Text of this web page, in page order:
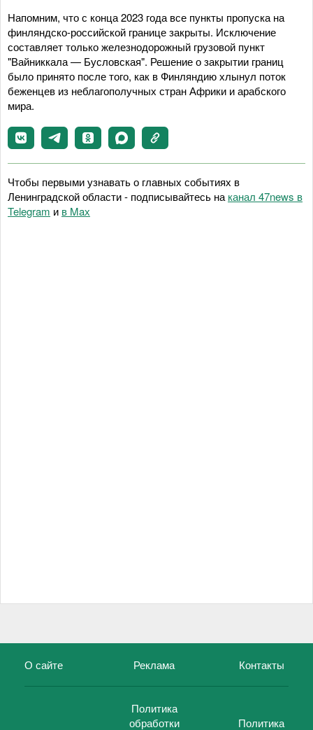
Напомним, что с конца 2023 года все пункты пропуска на
финляндско-российской границе закрыты. Исключение
составляет только железнодорожный грузовой пункт
"Вайниккала — Бусловская". Решение о закрытии границ
было принято после того, как в Финляндию хлынул поток
беженцев из неблагополучных стран Африки и арабского
мира.
Чтобы первыми узнавать о главных событиях в
Ленинградской области - подписывайтесь на канал 47news в
Telegram и в Maх
О сайте Реклама Контакты
Политика
обработки
Политика